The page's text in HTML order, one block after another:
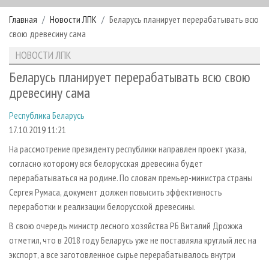
РУБРИКИ И ТЕМЫ
РУБРИКИ ЖУРНАЛА
ЛЕСОЗАГОТОВКА
ЛЕСОПИЛЕНИЕ
СУШКА ДРЕВЕСИНЫ
ПРОИЗВОДСТВО ДРЕВЕСНЫХ ПЛИТ
ДЕРЕВЯННОЕ ДОМОСТРОЕНИЕ
ПРОИЗВОДСТВО МЕБЕЛИ
БИОЭНЕРГЕТИКА
ЦБП
ИНСТРУМЕНТ И МАТЕРИАЛЫ
НОВОСТИ
НОВОСТИ ЛПК
НОВОСТИ ЖУРНАЛА
ПРОЕКТЫ ЛПИ
АНАЛИТИКА
ПРЕДПРИЯТИЯ ЛПК
ПЕРСОНЫ
МОБИЛЬНЫЕ ВЫСТАВКИ
ОФИЦИАЛЬНЫЕ ДЕЛЕГАЦИИ
ПРИОРИТЕТНЫЕ ИНВЕСТПРОЕКТЫ
RUSSIAN FORESTRY REVIEW
ГАЗЕТА ЛЕСПРОМФОРУМ
БИБЛИОТЕКА СПЕЦИАЛИСТА
АРХИВ ЖУРНАЛОВ
СТАТЬИ
О ЖУРНАЛЕ
ПОДПИСКА
КОНТАКТЫ
РЕКЛАМОДАТЕЛЯМ
РЕКЛАМА
РЕКЛАМА НА САЙТЕ
Главная Новости ЛПК
Беларусь планирует перерабатывать всю
свою древесину сама
НОВОСТИ ЛПК
Беларусь планирует перерабатывать всю свою
древесину сама
Республика Беларусь
17.10.2019 11:21
На рассмотрение президенту республики направлен проект указа,
согласно которому вся белорусская древесина будет
перерабатываться на родине. По словам премьер-министра страны
Сергея Румаса, документ должен повысить эффективность
переработки и реализации белорусской древесины.
В свою очередь министр лесного хозяйства РБ Виталий Дрожжа
отметил, что в 2018 году Беларусь уже не поставляла круглый лес на
экспорт, а все заготовленное сырье перерабатывалось внутри